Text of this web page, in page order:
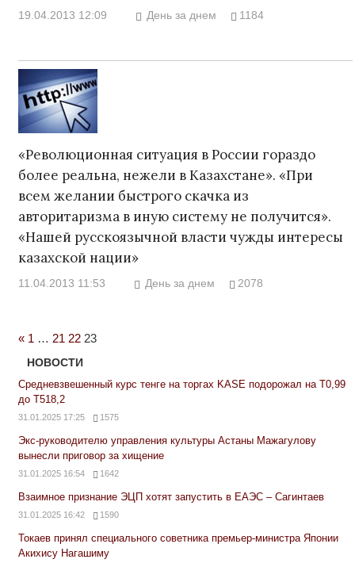
19.04.2013 12:09 День за днем 1184
«Революционная ситуация в России гораздо
более реальна, нежели в Казахстане». «При
всем желании быстрого скачка из
авторитаризма в иную систему не получится».
«Нашей русскоязычной власти чужды интересы
казахской нации»
11.04.2013 11:53 День за днем 2078
«Previous
Posts
1 … 21 22 23
НОВОСТИ
Средневзвешенный курс тенге на торгах KASE подорожал на Т0,99
до Т518,2
31.01.2025 17:25 1575
Экс-руководителю управления культуры Астаны Мажагулову
вынесли приговор за хищение
31.01.2025 16:54 1642
Взаимное признание ЭЦП хотят запустить в ЕАЭС – Сагинтаев
31.01.2025 16:42 1590
Токаев принял специального советника премьер-министра Японии
Акихису Нагашиму